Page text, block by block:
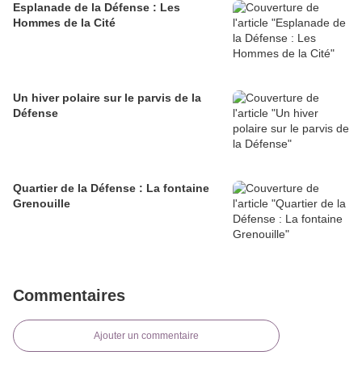
Esplanade de la Défense : Les
Hommes de la Cité
Un hiver polaire sur le parvis de la
Défense
Quartier de la Défense : La fontaine
Grenouille
Commentaires
Ajouter un commentaire